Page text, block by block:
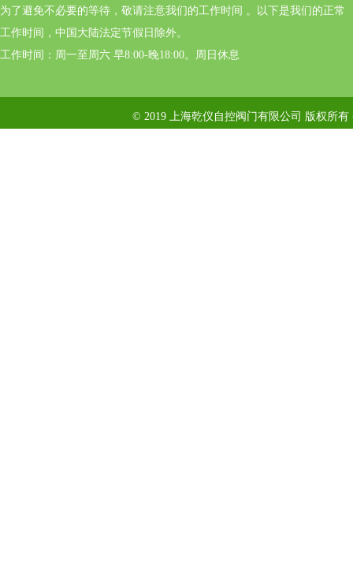
为了避免不必要的等待，敬请注意我们的工作时间 。以下是我们的正常
工作时间，中国大陆法定节假日除外。
工作时间：周一至周六 早8:00-晚18:00。周日休息
© 2019 上海乾仪自控阀门有限公司 版权所有